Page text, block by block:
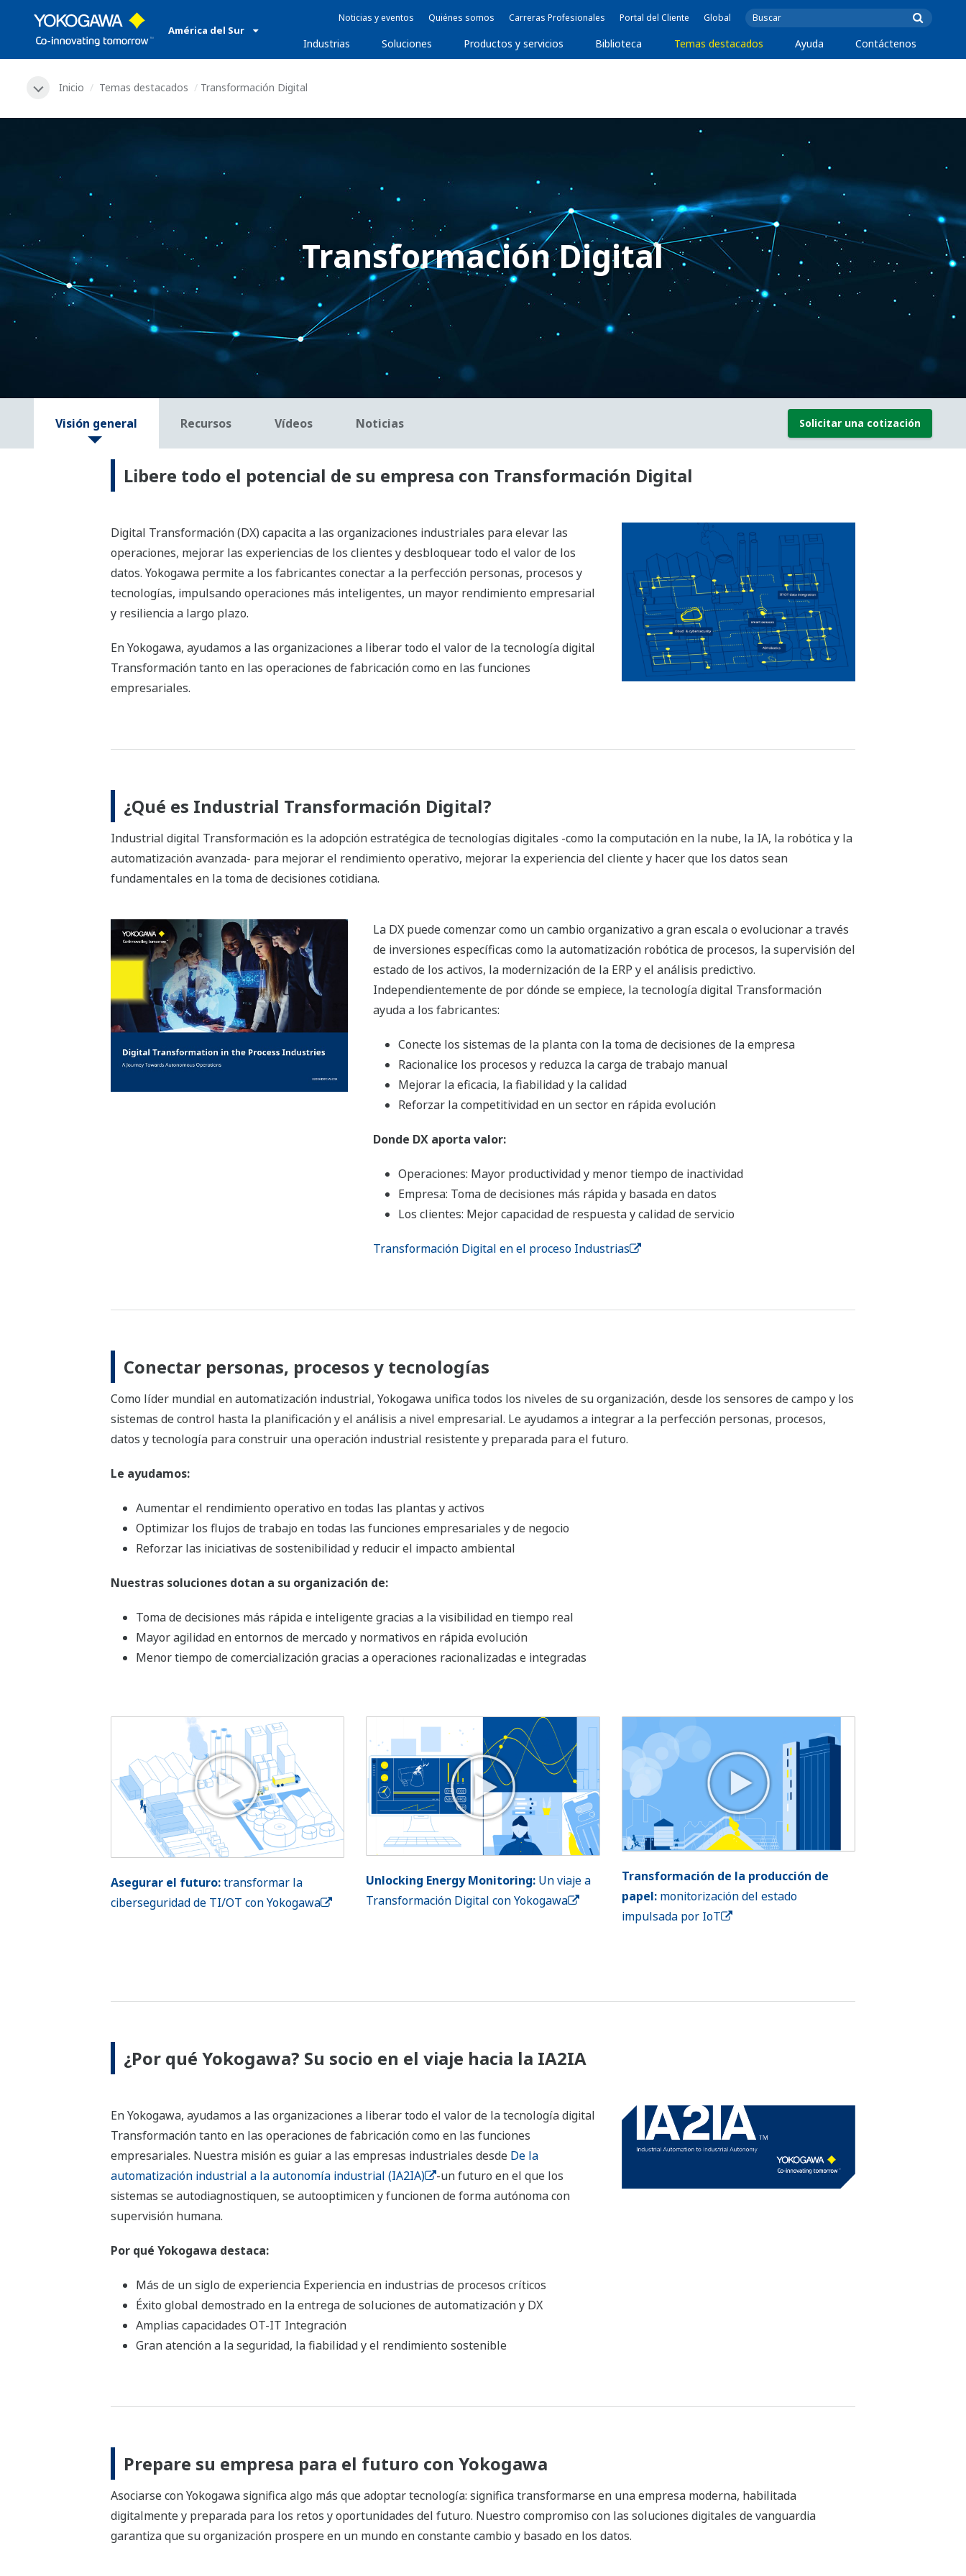
América del Sur
Noticias y eventos Quiénes somos Carreras Profesionales Portal del Cliente Global
Industrias Soluciones Productos y servicios Biblioteca Temas destacados Ayuda Contáctenos
Inicio Temas destacados Transformación Digital
Transformación Digital
Visión general Recursos Vídeos Noticias Solicitar una cotización
Libere todo el potencial de su empresa con Transformación Digital
Digital Transformación (DX) capacita a las organizaciones industriales para elevar las
operaciones, mejorar las experiencias de los clientes y desbloquear todo el valor de los
datos. Yokogawa permite a los fabricantes conectar a la perfección personas, procesos y
tecnologías, impulsando operaciones más inteligentes, un mayor rendimiento empresarial
y resiliencia a largo plazo.
En Yokogawa, ayudamos a las organizaciones a liberar todo el valor de la tecnología digital
Transformación tanto en las operaciones de fabricación como en las funciones
empresariales.
¿Qué es Industrial Transformación Digital?
Industrial digital Transformación es la adopción estratégica de tecnologías digitales -como la computación en la nube, la IA, la robótica y la
automatización avanzada- para mejorar el rendimiento operativo, mejorar la experiencia del cliente y hacer que los datos sean
fundamentales en la toma de decisiones cotidiana.
La DX puede comenzar como un cambio organizativo a gran escala o evolucionar a través
de inversiones específicas como la automatización robótica de procesos, la supervisión del
estado de los activos, la modernización de la ERP y el análisis predictivo.
Independientemente de por dónde se empiece, la tecnología digital Transformación
ayuda a los fabricantes:
Conecte los sistemas de la planta con la toma de decisiones de la empresa
Racionalice los procesos y reduzca la carga de trabajo manual
Mejorar la eficacia, la fiabilidad y la calidad
Reforzar la competitividad en un sector en rápida evolución
Donde DX aporta valor:
Operaciones: Mayor productividad y menor tiempo de inactividad
Empresa: Toma de decisiones más rápida y basada en datos
Los clientes: Mejor capacidad de respuesta y calidad de servicio
Transformación Digital en el proceso Industrias
Conectar personas, procesos y tecnologías
Como líder mundial en automatización industrial, Yokogawa unifica todos los niveles de su organización, desde los sensores de campo y los
sistemas de control hasta la planificación y el análisis a nivel empresarial. Le ayudamos a integrar a la perfección personas, procesos,
datos y tecnología para construir una operación industrial resistente y preparada para el futuro.
Le ayudamos:
Aumentar el rendimiento operativo en todas las plantas y activos
Optimizar los flujos de trabajo en todas las funciones empresariales y de negocio
Reforzar las iniciativas de sostenibilidad y reducir el impacto ambiental
Nuestras soluciones dotan a su organización de:
Toma de decisiones más rápida e inteligente gracias a la visibilidad en tiempo real
Mayor agilidad en entornos de mercado y normativos en rápida evolución
Menor tiempo de comercialización gracias a operaciones racionalizadas e integradas
Asegurar el futuro:transformar la
ciberseguridad de TI/OT con Yokogawa
Unlocking Energy Monitoring: Un viaje a
Transformación Digital con Yokogawa
Transformación de la producción de
papel:monitorización del estado
impulsada por IoT
¿Por qué Yokogawa? Su socio en el viaje hacia la IA2IA
En Yokogawa, ayudamos a las organizaciones a liberar todo el valor de la tecnología digital
Transformación tanto en las operaciones de fabricación como en las funciones
empresariales. Nuestra misión es guiar a las empresas industriales desde De la
automatización industrial a la autonomía industrial (IA2IA)
-un futuro en el que los
sistemas se autodiagnostiquen, se autooptimicen y funcionen de forma autónoma con
supervisión humana.
Por qué Yokogawa destaca:
Más de un siglo de experiencia Experiencia en industrias de procesos críticos
Éxito global demostrado en la entrega de soluciones de automatización y DX
Amplias capacidades OT-IT Integración
Gran atención a la seguridad, la fiabilidad y el rendimiento sostenible
Prepare su empresa para el futuro con Yokogawa
Asociarse con Yokogawa significa algo más que adoptar tecnología: significa transformarse en una empresa moderna, habilitada
digitalmente y preparada para los retos y oportunidades del futuro. Nuestro compromiso con las soluciones digitales de vanguardia
garantiza que su organización prospere en un mundo en constante cambio y basado en los datos.